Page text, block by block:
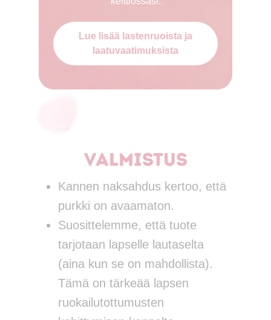
Lue lisää lastenruoista ja
laatuvaatimuksista
Valmistus
Kannen naksahdus kertoo, että
purkki on avaamaton.
Suosittelemme, että tuote
tarjotaan lapselle lautaselta
(aina kun se on mahdollista).
Tämä on tärkeää lapsen
ruokailutottumusten